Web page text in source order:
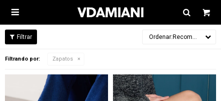

Recomendados
Filtrando por: Zapatos